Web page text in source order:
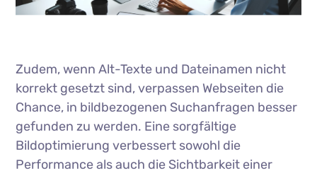
Zudem, wenn Alt-Texte und Dateinamen nicht
korrekt gesetzt sind, verpassen Webseiten die
Chance, in bildbezogenen Suchanfragen besser
gefunden zu werden. Eine sorgfältige
Bildoptimierung verbessert sowohl die
Performance als auch die Sichtbarkeit einer